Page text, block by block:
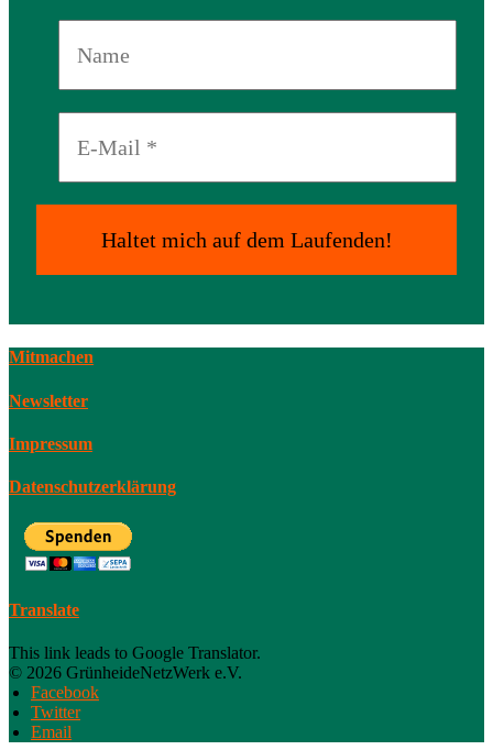
Mitmachen
Newsletter
Impressum
Datenschutzerklärung
Translate
This link leads to Google Translator.
© 2026 GrünheideNetzWerk e.V.
Facebook
Twitter
Email